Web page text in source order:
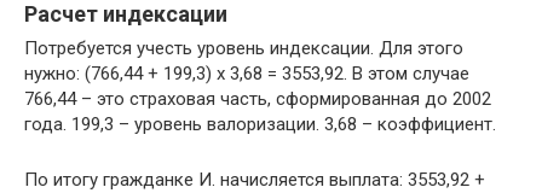
Расчет индексации
Потребуется учесть уровень индексации. Для этого
нужно: (766,44 + 199,3) х 3,68 = 3553,92. В этом случае
766,44 – это страховая часть, сформированная до 2002
года. 199,3 – уровень валоризации. 3,68 – коэффициент.
По итогу гражданке И. начисляется выплата: 3553,92 +